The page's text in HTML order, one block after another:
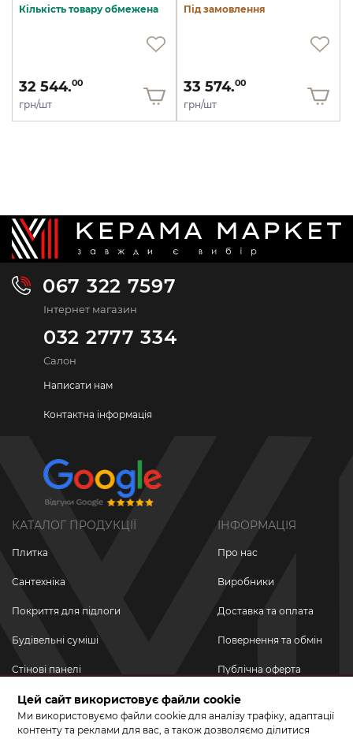
Кількість товару обмежена
32 544.00
грн/шт
Під замовлення
33 574.00
грн/шт
067 322 7597
Інтернет магазин
032 2777 334
Салон
Написати нам
Контактна інформація
КАТАЛОГ ПРОДУКЦІЇ
Плитка
Сантехніка
Покриття для підлоги
Будівельні суміші
Стінові панелі
Новинки
Акційні товари
ІНФОРМАЦІЯ
Про нас
Виробники
Доставка та оплата
Повернення та обмін
Публічна оферта
Політика
конфіденційності
Цей сайт використовує файли cookie
Ми використовуємо файли cookie для аналізу трафіку, адаптації
контенту та реклами для вас, а також дозволяємо ділитися